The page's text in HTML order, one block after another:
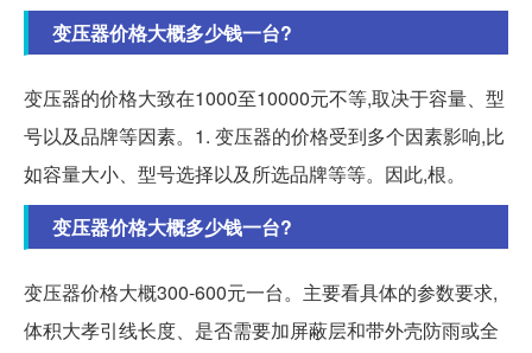
变压器价格大概多少钱一台?
变压器的价格大致在1000至10000元不等,取决于容量、型
号以及品牌等因素。1. 变压器的价格受到多个因素影响,比
如容量大小、型号选择以及所选品牌等等。因此,根。
变压器价格大概多少钱一台?
变压器价格大概300-600元一台。主要看具体的参数要求,
体积大孝引线长度、是否需要加屏蔽层和带外壳防雨或全